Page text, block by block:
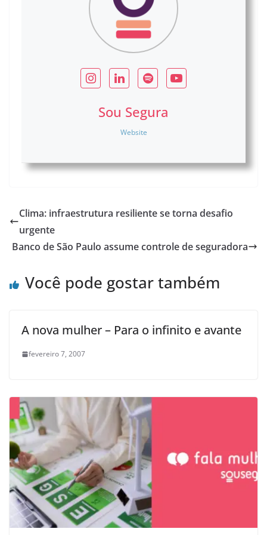
Sou Segura
Website
Clima: infraestrutura resiliente se torna desafio
urgente
Banco de São Paulo assume controle de seguradora
Você pode gostar também
A nova mulher – Para o infinito e avante
fevereiro 7, 2007